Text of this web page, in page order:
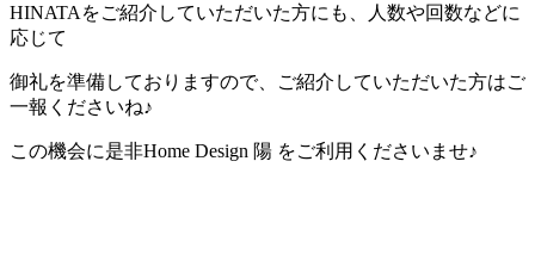
HINATAをご紹介していただいた方にも、人数や回数などに
応じて
御礼を準備しておりますので、ご紹介していただいた方はご
一報くださいね♪
この機会に是非Home Design 陽 をご利用くださいませ♪